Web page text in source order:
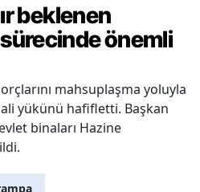
beklenen
önemli
mahsuplaşma yoluyla
yükünü hafifletti. Başkan
binaları Hazine